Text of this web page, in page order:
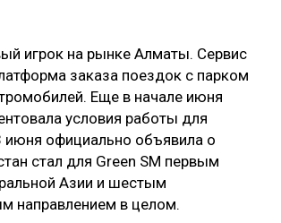
игрок на рынке Алматы. Сервис
заказа поездок с парком
Еще в начале июня
условия работы для
июня официально объявила о
стал для Green SM первым
Азии и шестым
направлением в целом.